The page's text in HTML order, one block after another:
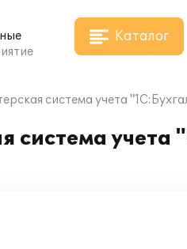
Каталог
система учета
система